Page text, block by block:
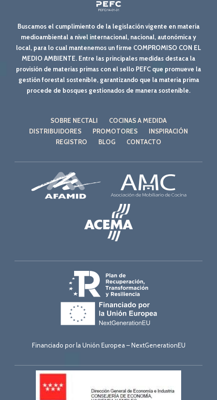
Buscamos el cumplimiento de la legislación vigente en materia
medioambiental a nivel internacional, nacional, autonómica y
local, para lo cual mantenemos un firme COMPROMISO CON EL
MEDIO AMBIENTE. Entre las principales medidas destaca la
provisión de materias primas con el sello PEFC que promueve la
gestión forestal sostenible, garantizando que la materia prima
procede de bosques gestionados de manera sostenible.
SOBRE NECTALI
COCINAS A MEDIDA
DISTRIBUIDORES
PROMOTORES
INSPIRACIÓN
REGISTRO
BLOG CONTACTO
Financiado por la Unión Europea – NextGenerationEU